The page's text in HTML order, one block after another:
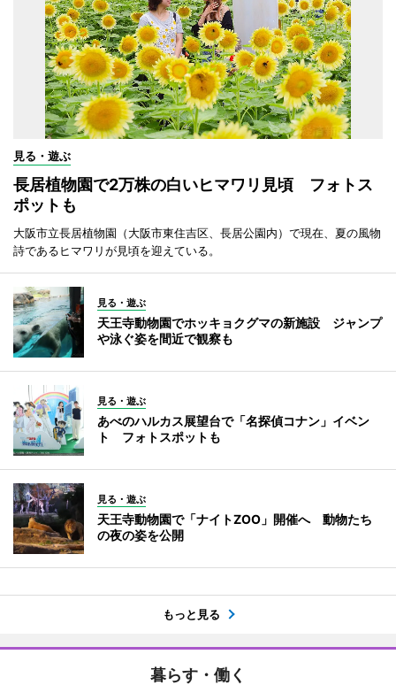
見る・遊ぶ
長居植物園で2万株の白いヒマワリ見頃 フォトス
ポットも
大阪市立長居植物園（大阪市東住吉区、長居公園内）で現在、夏の風物
詩であるヒマワリが見頃を迎えている。
見る・遊ぶ
天王寺動物園でホッキョクグマの新施設 ジャンプ
や泳ぐ姿を間近で観察も
見る・遊ぶ
あべのハルカス展望台で「名探偵コナン」イベン
ト フォトスポットも
見る・遊ぶ
天王寺動物園で「ナイトZOO」開催へ 動物たち
の夜の姿を公開
もっと見る
暮らす・働く